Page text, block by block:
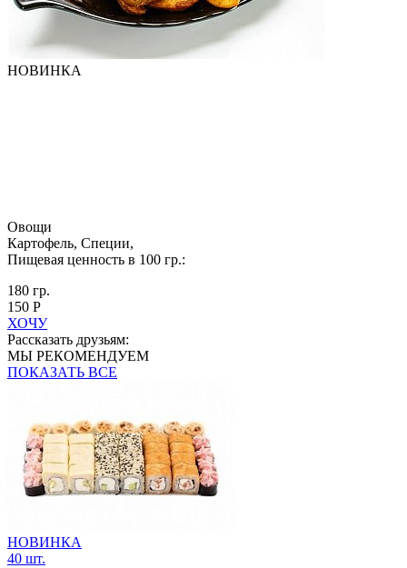
НОВИНКА
Овощи
Картофель, Специи,
Пищевая ценность в 100 гр.:
180 гр.
150 Р
ХОЧУ
Рассказать друзьям:
МЫ РЕКОМЕНДУЕМ
ПОКАЗАТЬ ВСЕ
НОВИНКА
40 шт.